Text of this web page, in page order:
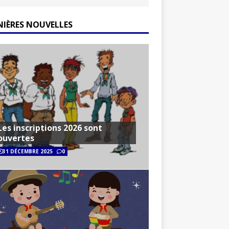
NOUVELLES
inscriptions 2026 sont
31 DÉCEMBRE 2025 0